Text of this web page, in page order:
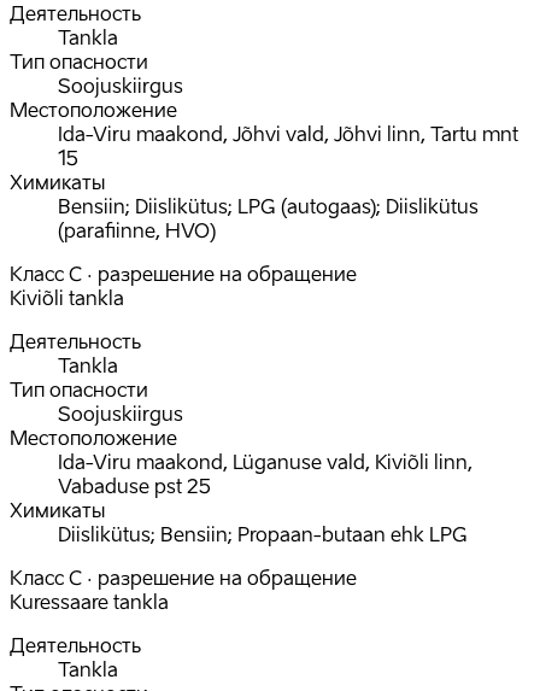
Деятельность
Tankla
Тип опасности
Soojuskiirgus
Местоположение
Ida-Viru maakond, Jõhvi vald, Jõhvi linn, Tartu mnt
15
Химикаты
Bensiin; Diislikütus; LPG (autogaas); Diislikütus
(parafiinne, HVO)
Класс C · разрешение на обращение
Kiviõli tankla
Деятельность
Tankla
Тип опасности
Soojuskiirgus
Местоположение
Ida-Viru maakond, Lüganuse vald, Kiviõli linn,
Vabaduse pst 25
Химикаты
Diislikütus; Bensiin; Propaan-butaan ehk LPG
Класс C · разрешение на обращение
Kuressaare tankla
Деятельность
Tankla